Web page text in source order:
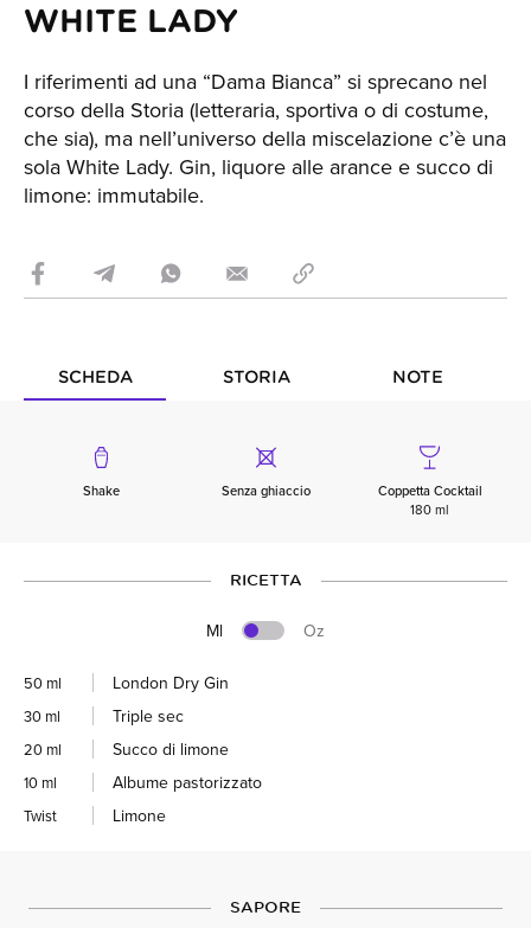
WHITE LADY
I riferimenti ad una “Dama Bianca” si sprecano nel
corso della Storia (letteraria, sportiva o di costume,
che sia), ma nell’universo della miscelazione c’è una
sola White Lady. Gin, liquore alle arance e succo di
limone: immutabile.
SCHEDA STORIA NOTE
Shake Senza ghiaccio
Coppetta Cocktail
180 ml
RICETTA
Ml Oz
50 ml London Dry Gin
30 ml Triple sec
20 ml Succo di limone
10 ml Albume pastorizzato
Twist Limone
SAPORE